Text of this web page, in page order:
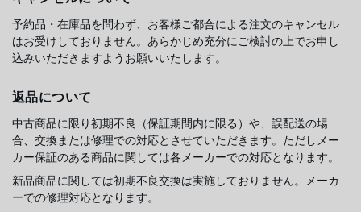
予約品・在庫品を問わず、お客様ご都合による注文のキャンセル
はお受けしておりません。あらかじめ充分にご検討の上でお申し
込みいただきますようお願いいたします。
返品について
中古商品に限り初期不良（保証期間内に限る）や、誤配送の場
合、交換または修理での対応とさせていただきます。ただしメー
カー保証のある商品に関しては各メーカーでの対応となります。
新品商品に関しては初期不良交換は実施しておりません。メーカ
ーでの修理対応となります。